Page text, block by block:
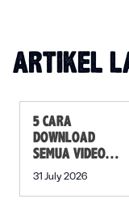
ARTIKEL
5 CARA
DOWNLOAD
SEMUA VIDEO
DALAM PLAYLIST
31 July 2026